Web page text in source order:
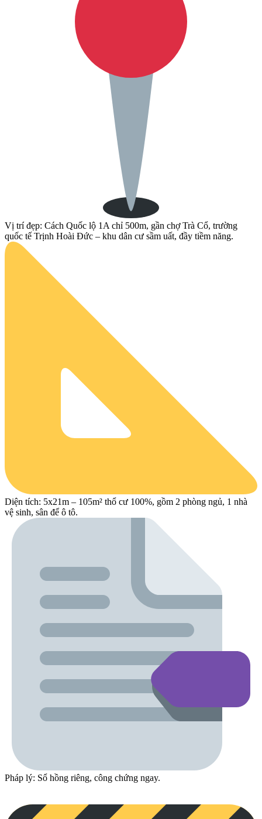
Vị trí đẹp: Cách Quốc lộ 1A chỉ 500m, gần chợ Trà Cổ, trường
quốc tế Trịnh Hoài Đức – khu dân cư sầm uất, đầy tiềm năng.
Diện tích: 5x21m – 105m² thổ cư 100%, gồm 2 phòng ngủ, 1 nhà
vệ sinh, sân để ô tô.
Pháp lý: Sổ hồng riêng, công chứng ngay.